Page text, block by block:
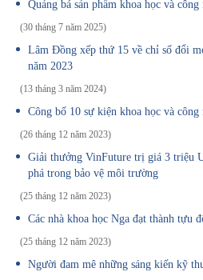
Quảng bá sản phẩm khoa học và
(30 tháng 7 năm 2025)
Lâm Đồng xếp thứ 15 về chỉ số đổi
năm 2023
(13 tháng 3 năm 2024)
Công bố 10 sự kiện khoa học và
(26 tháng 12 năm 2023)
Giải thưởng VinFuture trị giá 3 triệu
phá trong bảo vệ môi trường
(25 tháng 12 năm 2023)
Các nhà khoa học Nga đạt thành tựu
(25 tháng 12 năm 2023)
Người đam mê những sáng kiến kỹ